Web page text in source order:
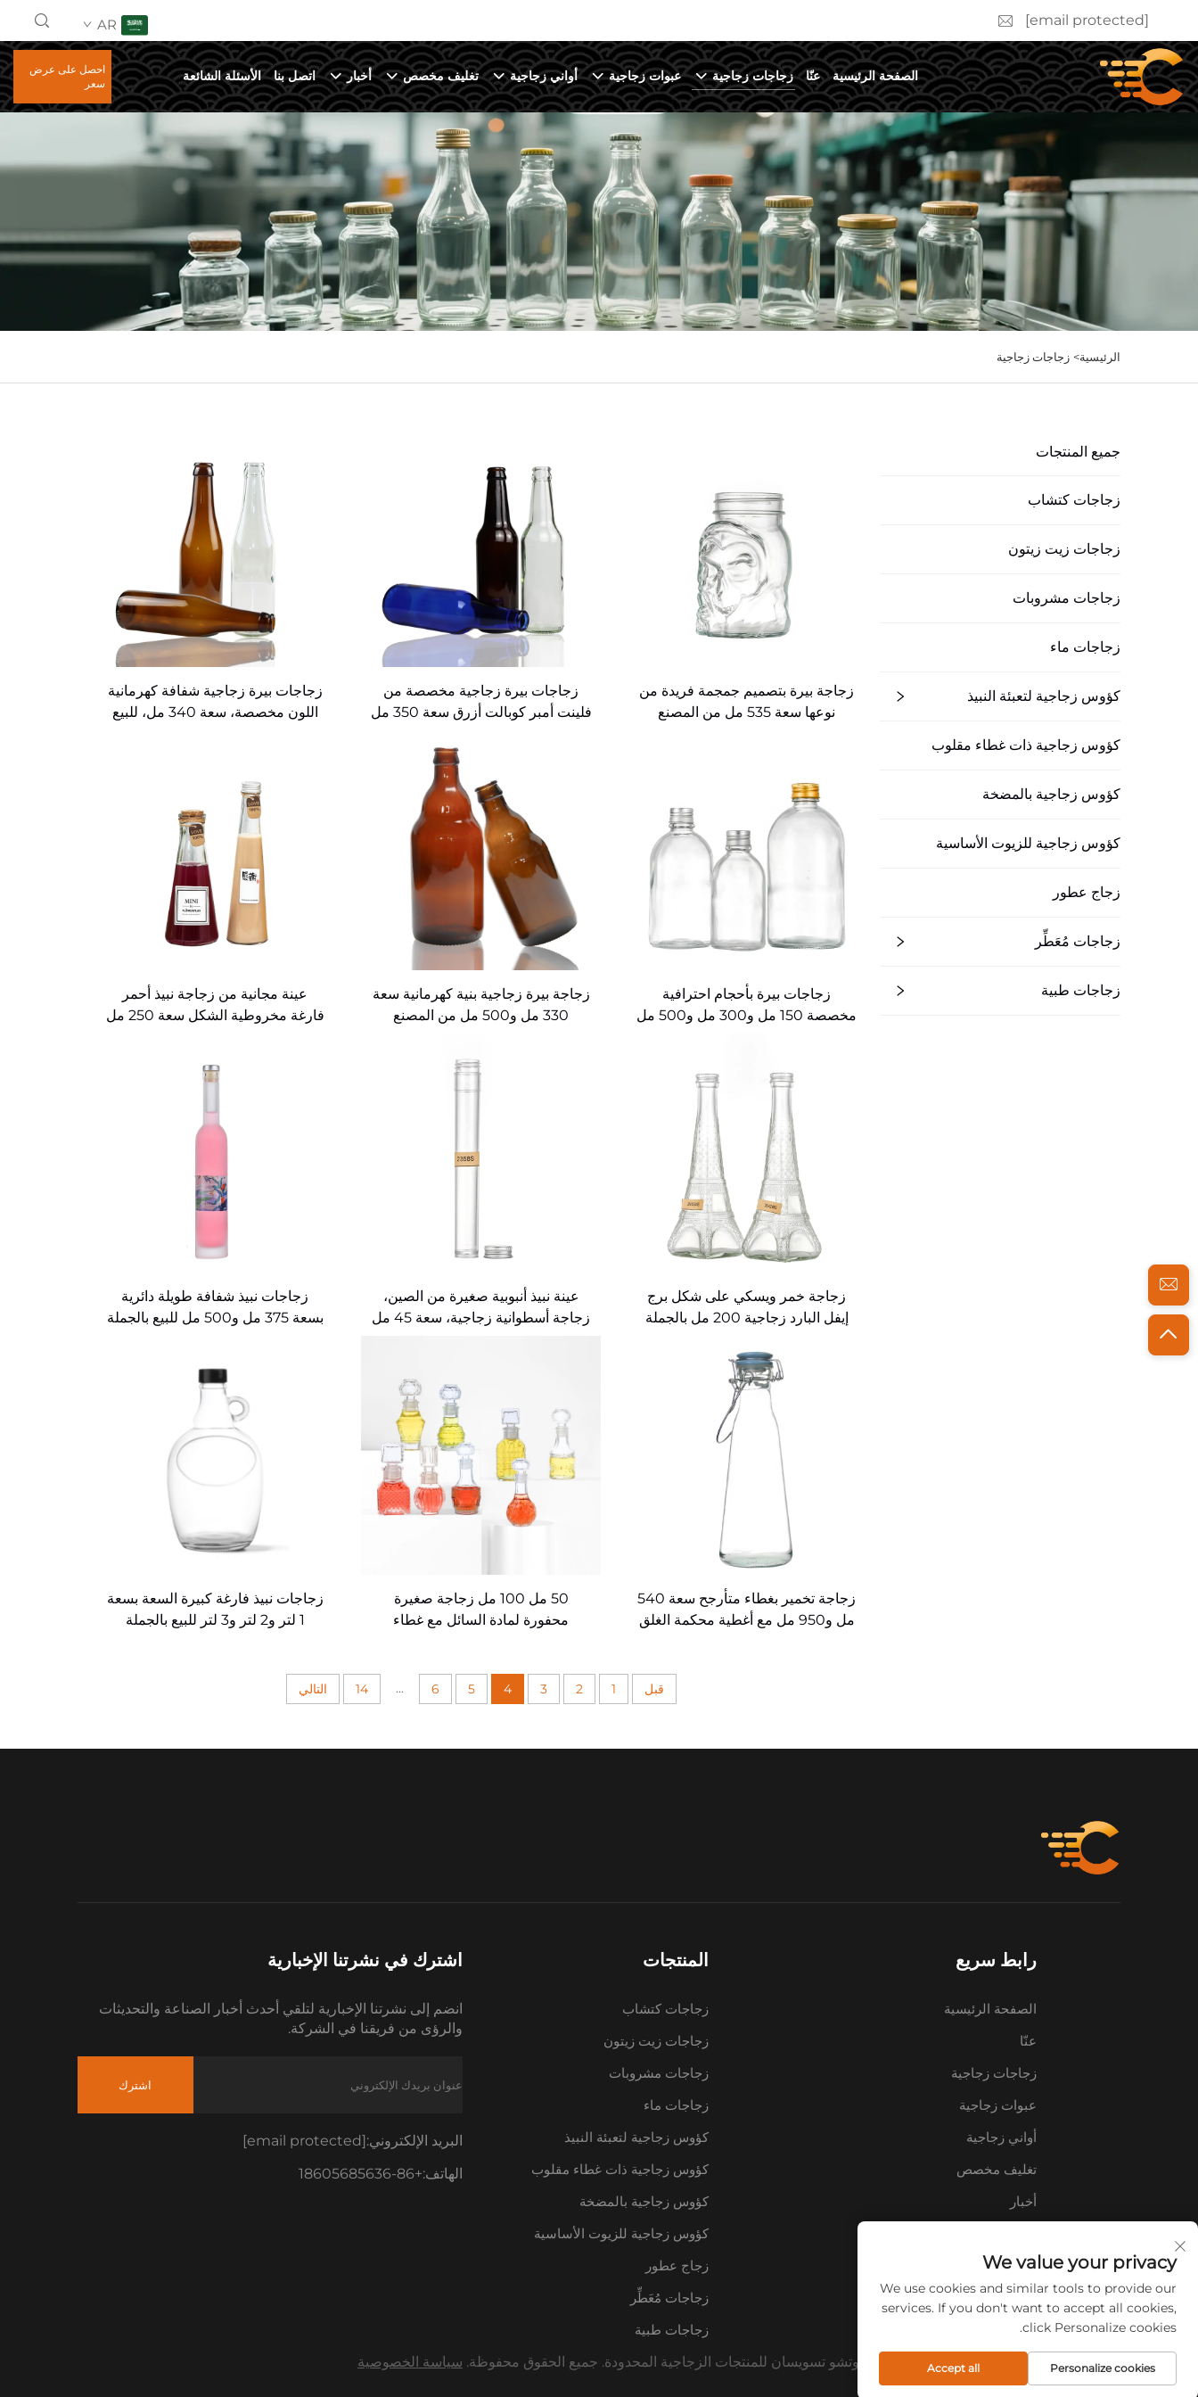
[email protected]
AR
الصفحة الرئيسية عنّا زجاجات زجاجية عبوات زجاجية أواني زجاجية تغليف مخصص أخبار اتصل بنا الأسئلة الشائعة
احصل على عرض
سعر
الرئيسية> زجاجات زجاجية
جميع المنتجات
زجاجات كتشاب
زجاجات زيت زيتون
زجاجات مشروبات
زجاجات ماء
كؤوس زجاجية لتعبئة النبيذ
كؤوس زجاجية ذات غطاء مقلوب
كؤوس زجاجية بالمضخة
كؤوس زجاجية للزيوت الأساسية
زجاج عطور
زجاجات مُعَطِّر
زجاجات طبية
زجاجة بيرة بتصميم جمجمة فريدة من
نوعها سعة 535 مل من المصنع
زجاجات بيرة زجاجية مخصصة من
فلينت أمبر كوبالت أزرق سعة 350 مل
زجاجات بيرة زجاجية شفافة كهرمانية
اللون مخصصة، سعة 340 مل، للبيع
زجاجات بيرة بأحجام احترافية
مخصصة 150 مل و300 مل و500 مل
زجاجة بيرة زجاجية بنية كهرمانية سعة
330 مل و500 مل من المصنع
عينة مجانية من زجاجة نبيذ أحمر
فارغة مخروطية الشكل سعة 250 مل
زجاجة خمر ويسكي على شكل برج
إيفل البارد زجاجية 200 مل بالجملة
عينة نبيذ أنبوبية صغيرة من الصين،
زجاجة أسطوانية زجاجية، سعة 45 مل
زجاجات نبيذ شفافة طويلة دائرية
بسعة 375 مل و500 مل للبيع بالجملة
زجاجة تخمير بغطاء متأرجح سعة 540
مل و950 مل مع أغطية محكمة الغلق
50 مل 100 مل زجاجة صغيرة
محفورة لمادة السائل مع غطاء
زجاجات نبيذ فارغة كبيرة السعة بسعة
1 لتر و2 لتر و3 لتر للبيع بالجملة
قبل 1
2
3
4
5
6
...
14 التالي
رابط سريع
الصفحة الرئيسية
عنّا
زجاجات زجاجية
عبوات زجاجية
أواني زجاجية
تغليف مخصص
أخبار
الأسئلة الشائعة
المنتجات
زجاجات كتشاب
زجاجات زيت زيتون
زجاجات مشروبات
زجاجات ماء
كؤوس زجاجية لتعبئة النبيذ
كؤوس زجاجية ذات غطاء مقلوب
كؤوس زجاجية بالمضخة
كؤوس زجاجية للزيوت الأساسية
زجاج عطور
زجاجات مُعَطِّر
زجاجات طبية
اشترك في نشرتنا الإخبارية
انضم إلى نشرتنا الإخبارية لتلقي أحدث أخبار الصناعة والتحديثات
والرؤى من فريقنا في الشركة.
اشترك
البريد الإلكتروني: [email protected]
الهاتف:+86-18605685636
حقوق الت COPYRIGHT © 2026 شركة شيوتشو تسويسان للمنتجات الزجاجية المحدودة. جميع الحقوق محفوظة. سياسة الخصوصية
We value your privacy
We use cookies and similar tools to provide our
services. If you don't want to accept all cookies,
click Personalize cookies.
Personalize cookies
Accept all